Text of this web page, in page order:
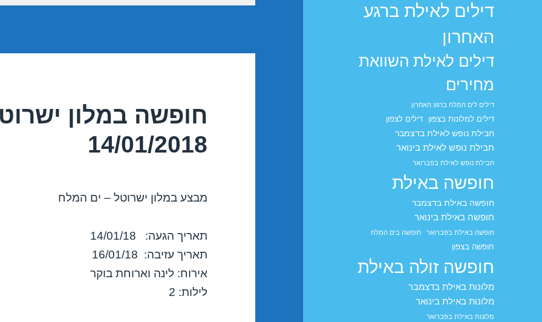
דילים לאילת ברגע
האחרון
דילים לאילת השוואת
מחירים
דילים לים המלח ברגע האחרון
דילים למלונות בצפון דילים לצפון
חבילת נופש לאילת בדצמבר
חבילת נופש לאילת בינואר
חבילת נופש לאילת בפברואר
חופשה באילת
חופשה באילת בדצמבר
חופשה באילת בינואר
חופשה באילת בפברואר חופשה בים המלח
חופשה בצפון
חופשה זולה באילת
מלונות באילת בדצמבר
מלונות באילת בינואר
מלונות באילת בפברואר
חופשה במלון
14/01/2018
מבצע במלון ישרוטל – ים המלח
תאריך הגעה: 14/01/18
תאריך עזיבה: 16/01/18
אירוח: לינה וארוחת בוקר
לילות: 2